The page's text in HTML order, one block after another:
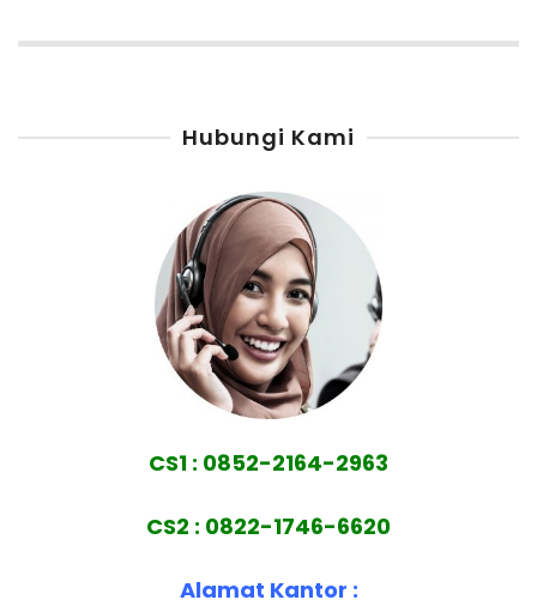
Hubungi Kami
CS1 : 0852-2164-2963
CS2 : 0822-1746-6620
Alamat Kantor :